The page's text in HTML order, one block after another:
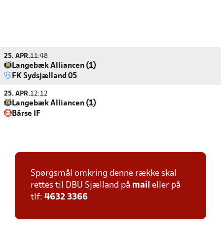
25. APR.11:48
Langebæk Alliancen (1)
FK Sydsjælland 05
25. APR.12:12
Langebæk Alliancen (1)
Bårse IF
Spørgsmål omkring denne række skal
rettes til DBU Sjælland på mail eller på
tlf: 4632 3366